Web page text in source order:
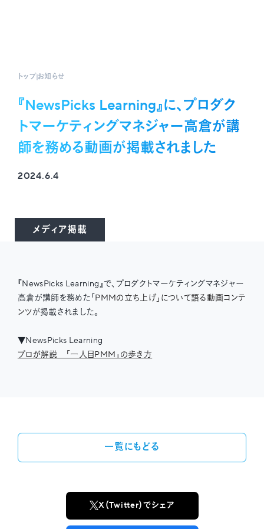
トップお知らせ
『NewsPicks Learning』に、プロダク
トマーケティングマネジャー高倉が講
師を務める動画が掲載されました
2024.6.4
メディア掲載
『NewsPicks Learning』で、プロダクトマーケティングマネジャー
高倉が講師を務めた「 PMMの立ち上げ」について語る動画コンテ
ンツが掲載されました。
▼NewsPicks Learning
プロが解説 「一人目PMM」の歩き方
一覧にもどる
X（Twitter）でシェア